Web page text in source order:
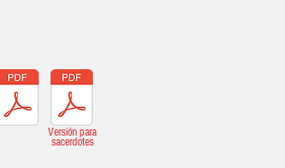
Versión para
sacerdotes